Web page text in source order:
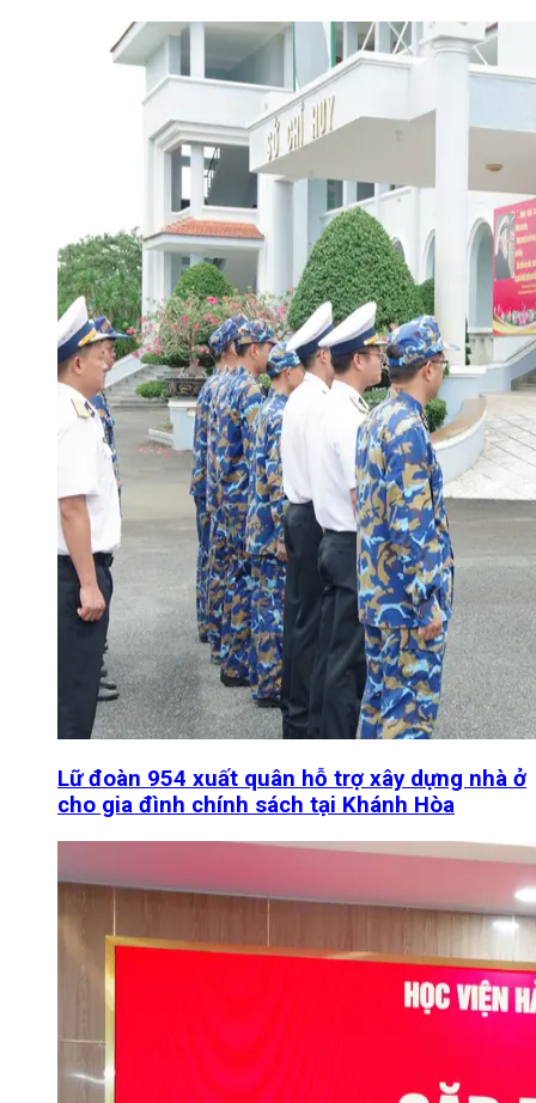
Lữ đoàn 954 xuất quân hỗ trợ xây dựng nhà ở
cho gia đình chính sách tại Khánh Hòa